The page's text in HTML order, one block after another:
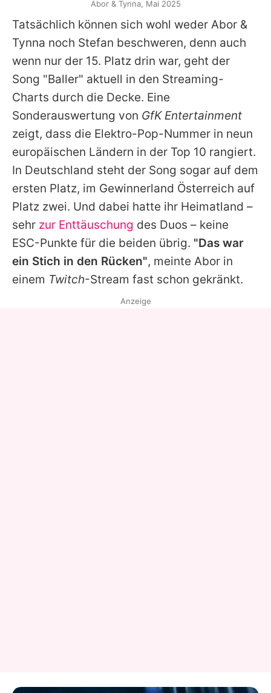
Tatsächlich können sich wohl weder Abor &
Tynna noch Stefan beschweren, denn auch
wenn nur der 15. Platz drin war, geht der
Song "Baller" aktuell in den Streaming-
Charts durch die Decke. Eine
Sonderauswertung von GfK Entertainment
zeigt, dass die Elektro-Pop-Nummer in neun
europäischen Ländern in der Top 10 rangiert.
In Deutschland steht der Song sogar auf dem
ersten Platz, im Gewinnerland Österreich auf
Platz zwei. Und dabei hatte ihr Heimatland –
sehr zur Enttäuschung des Duos – keine
ESC-Punkte für die beiden übrig. "Das war
ein Stich in den Rücken", meinte Abor in
einem Twitch-Stream fast schon gekränkt.
Abor & Tynna, Mai 2025
Anzeige